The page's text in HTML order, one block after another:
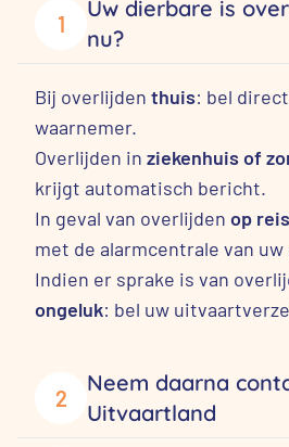
1
Uw dierbare is
nu?
Bij overlijden thuis: bel
waarnemer.
Overlijden in ziekenhuis of
krijgt automatisch bericht.
In geval van overlijden op reis
met de alarmcentrale van
Indien er sprake is van
ongeluk: bel uw
2
Neem daarna
Uitvaartland